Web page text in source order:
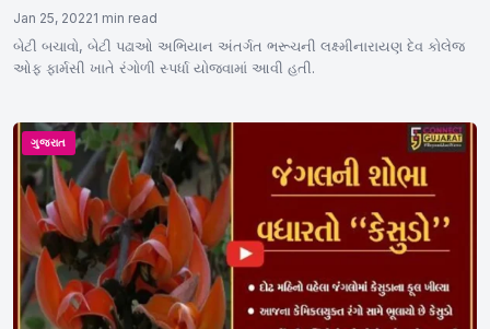
Jan 25, 20221 min read
બેટી બચાવો, બેટી પઢાઓ અભિયાન અંતર્ગત ભરૂચની લક્ષ્મીનારાયણ દેવ કોલેજ
ઓફ ફાર્મસી ખાતે રંગોળી સ્પર્ધા યોજવામાં આવી હતી.
ગુજરાત